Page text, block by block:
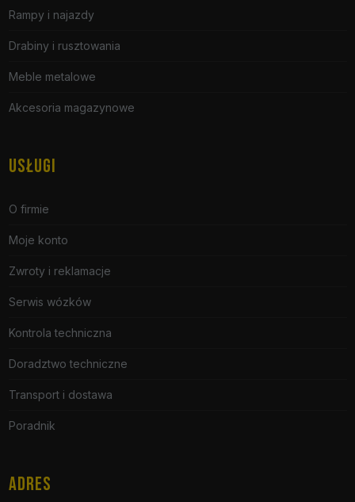
Rampy i najazdy
Drabiny i rusztowania
Meble metalowe
Akcesoria magazynowe
USŁUGI
O firmie
Moje konto
Zwroty i reklamacje
Serwis wózków
Kontrola techniczna
Doradztwo techniczne
Transport i dostawa
Poradnik
ADRES